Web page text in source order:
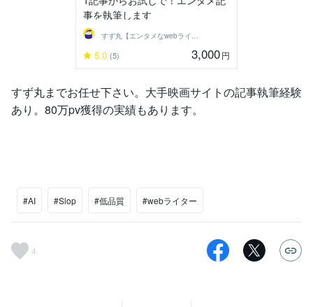
事を執筆します
すず丸【エンタメなwebライター】
5.0 (5) 3,000円
すず丸までお任せ下さい。大手映画サイトの記事執筆経験
あり。80万pv獲得の実績もあります。
#AI #Slop #低品質 #webライター
4